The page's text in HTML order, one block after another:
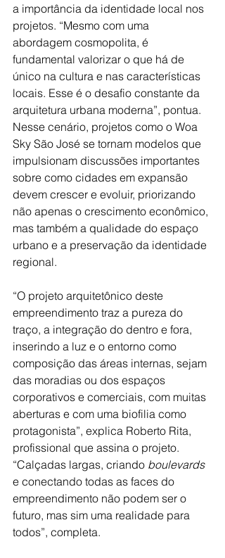
a importância da identidade local nos
projetos. “Mesmo com uma
abordagem cosmopolita, é
fundamental valorizar o que há de
único na cultura e nas características
locais. Esse é o desafio constante da
arquitetura urbana moderna”, pontua.
Nesse cenário, projetos como o Woa
Sky São José se tornam modelos que
impulsionam discussões importantes
sobre como cidades em expansão
devem crescer e evoluir, priorizando
não apenas o crescimento econômico,
mas também a qualidade do espaço
urbano e a preservação da identidade
regional.
“O projeto arquitetônico deste
empreendimento traz a pureza do
traço, a integração do dentro e fora,
inserindo a luz e o entorno como
composição das áreas internas, sejam
das moradias ou dos espaços
corporativos e comerciais, com muitas
aberturas e com uma biofilia como
protagonista”, explica Roberto Rita,
profissional que assina o projeto.
“Calçadas largas, criando boulevards
e conectando todas as faces do
empreendimento não podem ser o
futuro, mas sim uma realidade para
todos”, completa.